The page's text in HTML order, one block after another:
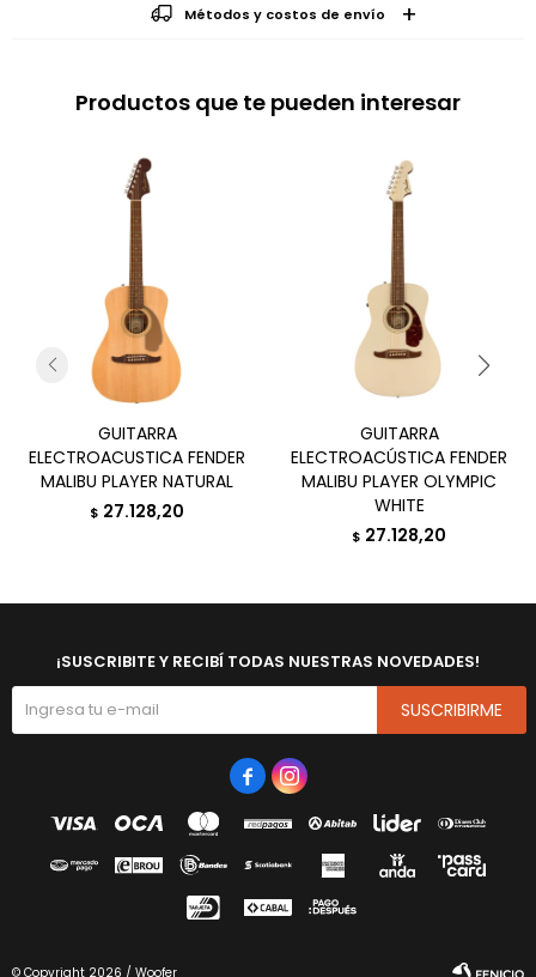
Métodos y costos de envío
Productos que te pueden interesar
GUITARRA
ELECTROACUSTICA FENDER
MALIBU PLAYER NATURAL
$ 27.128,20
GUITARRA
ELECTROACÚSTICA FENDER
MALIBU PLAYER OLYMPIC
WHITE
$ 27.128,20
¡SUSCRIBITE Y RECIBÍ TODAS NUESTRAS NOVEDADES!
SUSCRIBIRME
 
© Copyright 2026 / Woofer